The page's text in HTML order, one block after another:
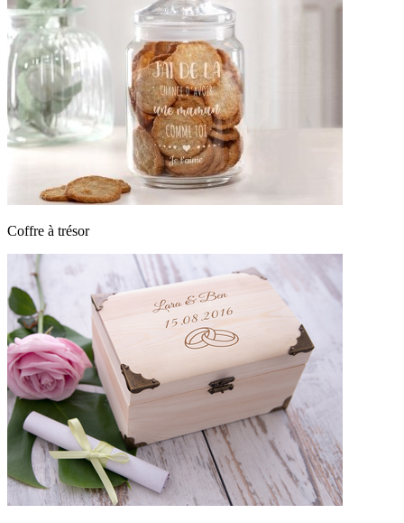
Coffre à trésor